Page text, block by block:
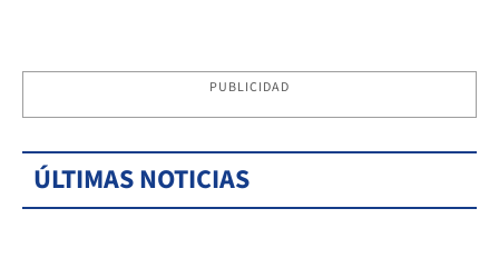
PUBLICIDAD
ÚLTIMAS NOTICIAS